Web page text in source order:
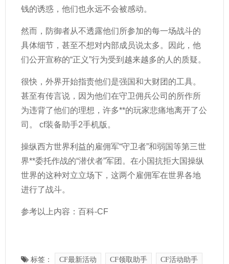
钱的诱惑，他们也永远不会被感动。
然而，防御者从不透露他们所参加的每一场战斗的
具体细节，甚至不想对内部成员说太多。因此，他
们公开宣称的“正义”行为受到越来越多的人的质疑。
很快，外界开始指责他们是强国和大财团的工具。
甚至有传言说，因为他们在守卫佣兵公司的所作所
为违背了他们的理想，许多**的玩家悲痛地离开了公
司。 cf装备助手2手机版。
操纵西方世界利益的雇佣军“守卫者”和弱国等第三世
界**委托作战的“潜伏者”军团。在小国抗拒大国操纵
世界的这种对立立场下，这两个雇佣军在世界各地
进行了战斗。
参考以上内容：百科-CF
标签： CF最新活动 CF领取助手 CF活动助手